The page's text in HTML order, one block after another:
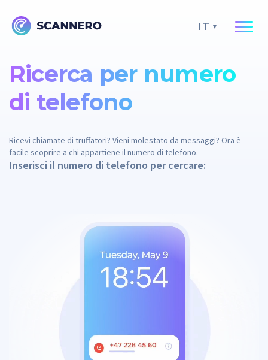
IT
Ricerca per numero
di telefono
Ricevi chiamate di truffatori? Vieni molestato da messaggi? Ora è
facile scoprire a chi appartiene il numero di telefono.
Inserisci il numero di telefono per cercare: